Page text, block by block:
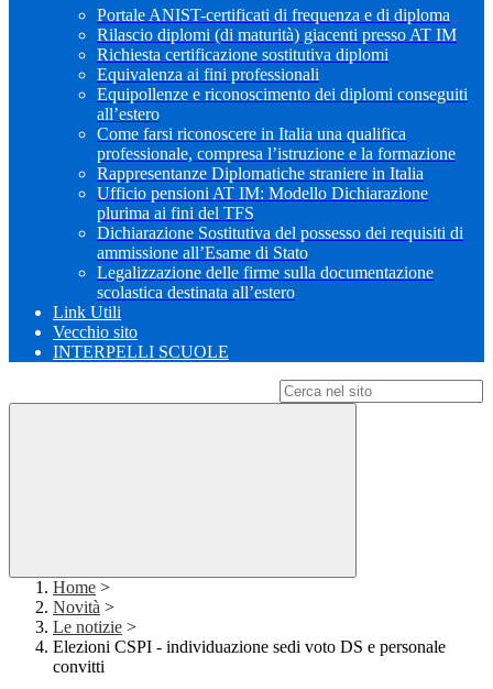
Portale ANIST-certificati di frequenza e di diploma
Rilascio diplomi (di maturità) giacenti presso AT IM
Richiesta certificazione sostitutiva diplomi
Equivalenza ai fini professionali
Equipollenze e riconoscimento dei diplomi conseguiti
all’estero
Come farsi riconoscere in Italia una qualifica
professionale, compresa l’istruzione e la formazione
Rappresentanze Diplomatiche straniere in Italia
Ufficio pensioni AT IM: Modello Dichiarazione
plurima ai fini del TFS
Dichiarazione Sostitutiva del possesso dei requisiti di
ammissione all’Esame di Stato
Legalizzazione delle firme sulla documentazione
scolastica destinata all’estero
Link Utili
Vecchio sito
INTERPELLI SCUOLE
Home >
Novità >
Le notizie >
Elezioni CSPI - individuazione sedi voto DS e personale
convitti